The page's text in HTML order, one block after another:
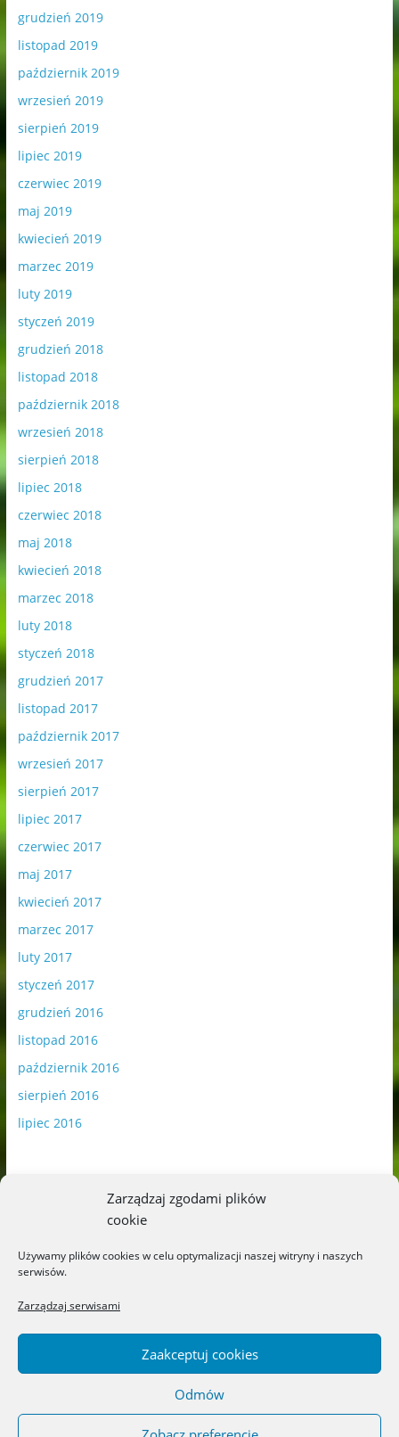
Zarządzaj zgodami plików
cookie
Używamy plików cookies w celu optymalizacji naszej witryny i naszych
serwisów.
Zarządzaj serwisami
Zaakceptuj cookies
Odmów
grudzień 2019
listopad 2019
październik 2019
wrzesień 2019
sierpień 2019
lipiec 2019
czerwiec 2019
maj 2019
kwiecień 2019
marzec 2019
luty 2019
styczeń 2019
grudzień 2018
listopad 2018
październik 2018
wrzesień 2018
sierpień 2018
lipiec 2018
czerwiec 2018
maj 2018
kwiecień 2018
marzec 2018
luty 2018
styczeń 2018
grudzień 2017
listopad 2017
październik 2017
wrzesień 2017
sierpień 2017
lipiec 2017
czerwiec 2017
maj 2017
kwiecień 2017
marzec 2017
luty 2017
styczeń 2017
grudzień 2016
listopad 2016
październik 2016
sierpień 2016
lipiec 2016
Blog o książkach dla dzieci i młodzieży –
recenzje i rekomendacje. All rights reserved.